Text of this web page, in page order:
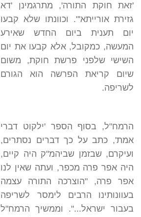
'זאת חוקת התורה', מתרגמינן 'דא
גזירת אורייתא'". וכוונתו שלא קבעו
יום תענית ביום החדש שאירע
המעשה, כמקובל, אלא קבעו את יום
השישי שלפני פרשת חוקת, משום
שיום קריאת הפרשה הוא הגורם
לשריפה.
הרמח"ל, בסוף הספר 'ילקוט דברי
אמת', כתב על כך דברים נסתרים,
ועיקרם, שבזמן שביהמ"ק היה קיים,
היה אפר פרה מכפר, ועתה שאין לנו
אפר פרה, "הוצרכה התורה עצמה
בעוונותינו הרבים לימסר לשריפה
בעבור ישראל...". וממשיך הרמח"ל